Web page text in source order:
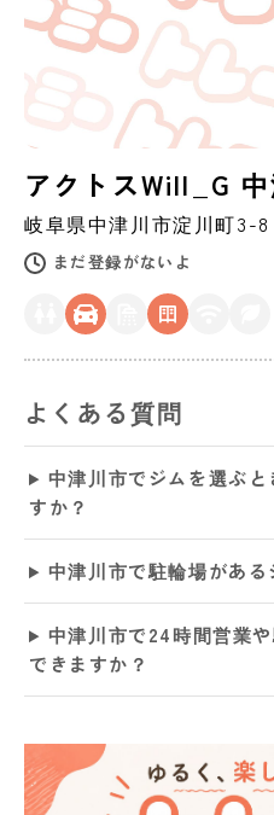
アクトスWill_G
岐阜県中津川市淀川町3-8
まだ登録がないよ
よくある質問
中津川市でジムを選ぶ
すか？
中津川市で駐輪場がある
中津川市で24時間営業
できますか？